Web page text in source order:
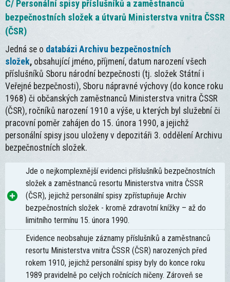
C/ Personální spisy příslušníků a zaměstnanců
bezpečnostních složek a útvarů Ministerstva vnitra ČSSR
(ČSR)
Jedná se o databázi Archivu bezpečnostních
složek, obsahující jméno, příjmení, datum narození všech
příslušníků Sboru národní bezpečnosti (tj. složek Státní i
Veřejné bezpečnosti), Sboru nápravné výchovy (do konce roku
1968) či občanských zaměstnanců Ministerstva vnitra ČSSR
(ČSR), ročníků narození 1910 a výše, u kterých byl služební či
pracovní poměr zahájen do 15. února 1990, a jejichž
personální spisy jsou uloženy v depozitáři 3. oddělení Archivu
bezpečnostních složek.
Jde o nejkomplexnější evidenci příslušníků bezpečnostních
složek a zaměstnanců resortu Ministerstva vnitra ČSSR
(ČSR), jejichž personální spisy zpřístupňuje Archiv
bezpečnostních složek - kromě zdravotní knížky – až do
limitního termínu 15. února 1990.
Evidence neobsahuje záznamy příslušníků a zaměstnanců
resortu Ministerstva vnitra ČSSR (ČSR) narozených před
rokem 1910, jejichž personální spisy byly do konce roku
1989 pravidelně po celých ročnících ničeny. Zároveň se